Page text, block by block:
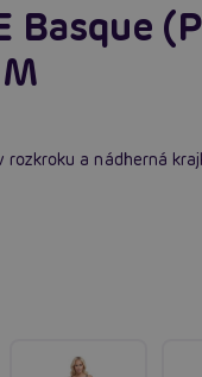
Basque
a nádherná